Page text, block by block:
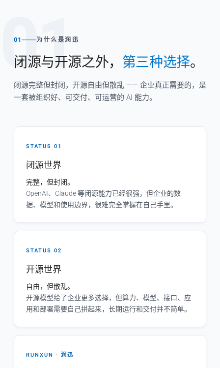
01
01 为什么是润迅
闭源与开源之外， 第三种选择。
闭源完整但封闭，开源自由但散乱 —— 企业真正需要的，是
一套被组织好、可交付、可运营的 AI 能力。
STATUS 01
闭源世界
完整，但封闭。
OpenAI、Claude 等闭源能力已经很强，但企业的数
据、模型和使用边界，很难完全掌握在自己手里。
STATUS 02
开源世界
自由，但散乱。
开源模型给了企业更多选择，但算力、模型、接口、应
用和部署需要自己拼起来，长期运行和交付并不简单。
RUNXUN · 润迅